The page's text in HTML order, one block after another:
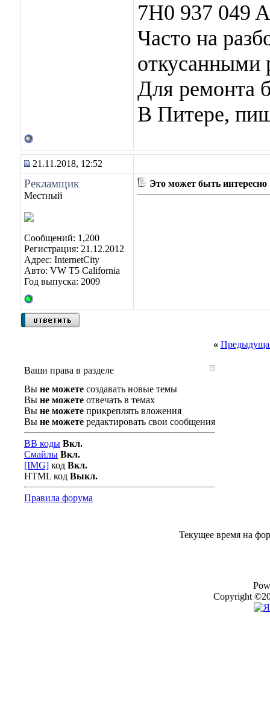
7H0 937 049
Часто на
откусанными
Для ремонта
В Питере,
21.11.2018, 12:52
Рекламщик
Местный
Сообщений: 1,200
Регистрация: 21.12.2012
Адрес: InternetCity
Авто: VW T5 California
Год выпуска: 2009
Это может быть интересно
«
Ваши права в разделе
Вы не можете создавать новые темы
Вы не можете отвечать в темах
Вы не можете прикреплять вложения
Вы не можете редактировать свои сообщения
BB коды Вкл.
Смайлы Вкл.
[IMG] код Вкл.
HTML код Выкл.
Правила форума
Текущее время на
Copyright